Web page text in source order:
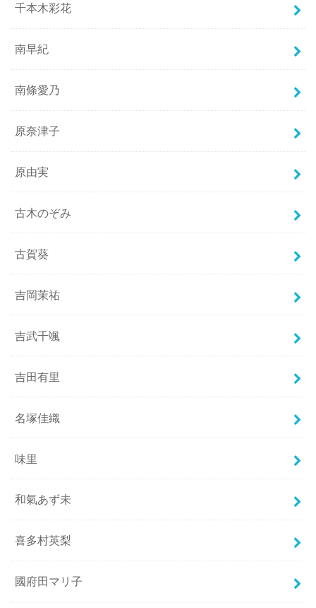
千本木彩花
南早紀
南條愛乃
原奈津子
原由実
古木のぞみ
古賀葵
吉岡茉祐
吉武千颯
吉田有里
名塚佳織
味里
和氣あず未
喜多村英梨
國府田マリ子